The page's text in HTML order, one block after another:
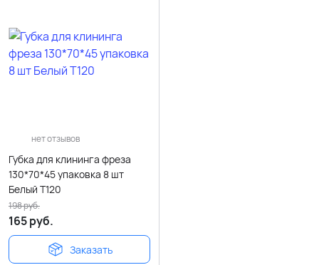
нет отзывов
Губка для клининга фреза
130*70*45 упаковка 8 шт
Белый T120
165руб.
198руб.
Заказать